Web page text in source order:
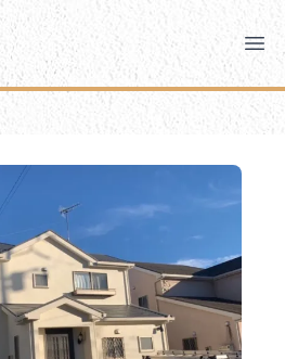
ップ
・デマンド
装なら創業100年の安心 ペイン
・デマンド
安心の取り組み